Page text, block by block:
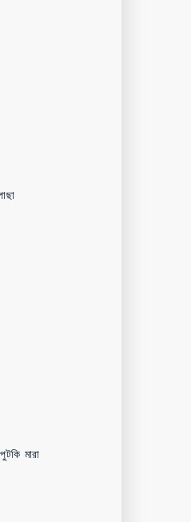
মারা